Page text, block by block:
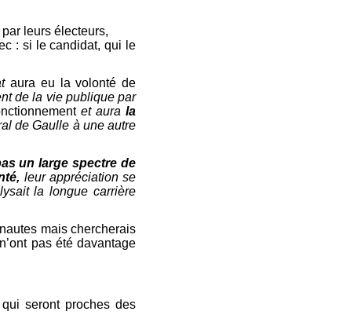
leurs électeurs,
: si le candidat, qui le
aura eu la volonté de
de la vie publique par
et aura la
de Gaulle à une autre
un large spectre de
leur appréciation se
la longue carrière
mais chercherais
pas été davantage
seront proches des